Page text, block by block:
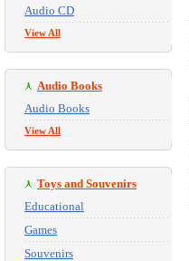
Audio CD
View All
Audio Books
Audio Books
View All
Toys and Souvenirs
Educational
Games
Souvenirs